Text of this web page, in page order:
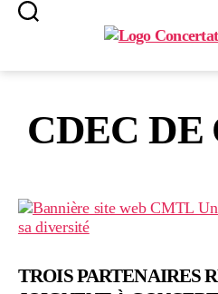
CDEC DE
TROIS PARTENAIRES